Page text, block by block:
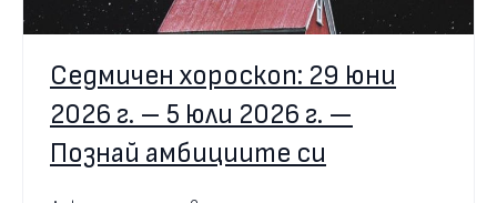
Седмичен хороскоп: 29 юни
2026 г. – 5 юли 2026 г. —
Познай амбициите си